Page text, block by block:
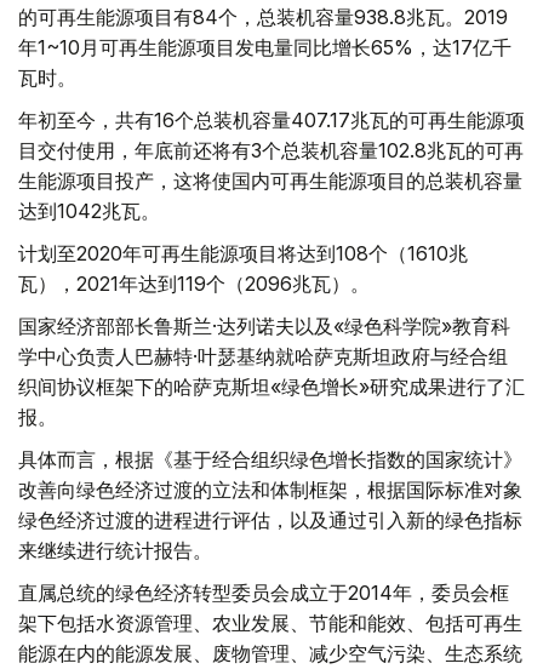
的可再生能源项目有84个，总装机容量938.8兆瓦。2019
年1~10月可再生能源项目发电量同比增长65%，达17亿千
瓦时。
年初至今，共有16个总装机容量407.17兆瓦的可再生能源项
目交付使用，年底前还将有3个总装机容量102.8兆瓦的可再
生能源项目投产，这将使国内可再生能源项目的总装机容量
达到1042兆瓦。
计划至2020年可再生能源项目将达到108个（1610兆
瓦），2021年达到119个（2096兆瓦）。
国家经济部部长鲁斯兰·达列诺夫以及«绿色科学院»教育科
学中心负责人巴赫特·叶瑟基纳就哈萨克斯坦政府与经合组
织间协议框架下的哈萨克斯坦«绿色增长»研究成果进行了汇
报。
具体而言，根据《基于经合组织绿色增长指数的国家统计》
改善向绿色经济过渡的立法和体制框架，根据国际标准对象
绿色经济过渡的进程进行评估，以及通过引入新的绿色指标
来继续进行统计报告。
直属总统的绿色经济转型委员会成立于2014年，委员会框
架下包括水资源管理、农业发展、节能和能效、包括可再生
能源在内的能源发展、废物管理、减少空气污染、生态系统